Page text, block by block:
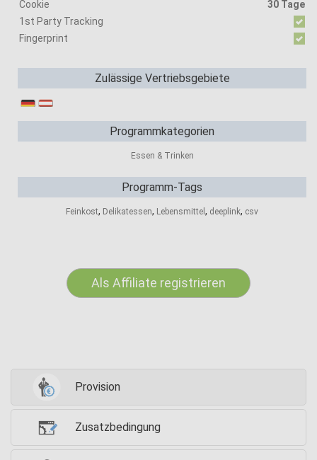
Cookie
30 Tage
1st Party Tracking
Fingerprint
Zulässige Vertriebsgebiete
Programmkategorien
Essen & Trinken
Programm-Tags
Feinkost, Delikatessen, Lebensmittel , deeplink, csv
Als Affiliate registrieren
Provision
Zusatzbedingung